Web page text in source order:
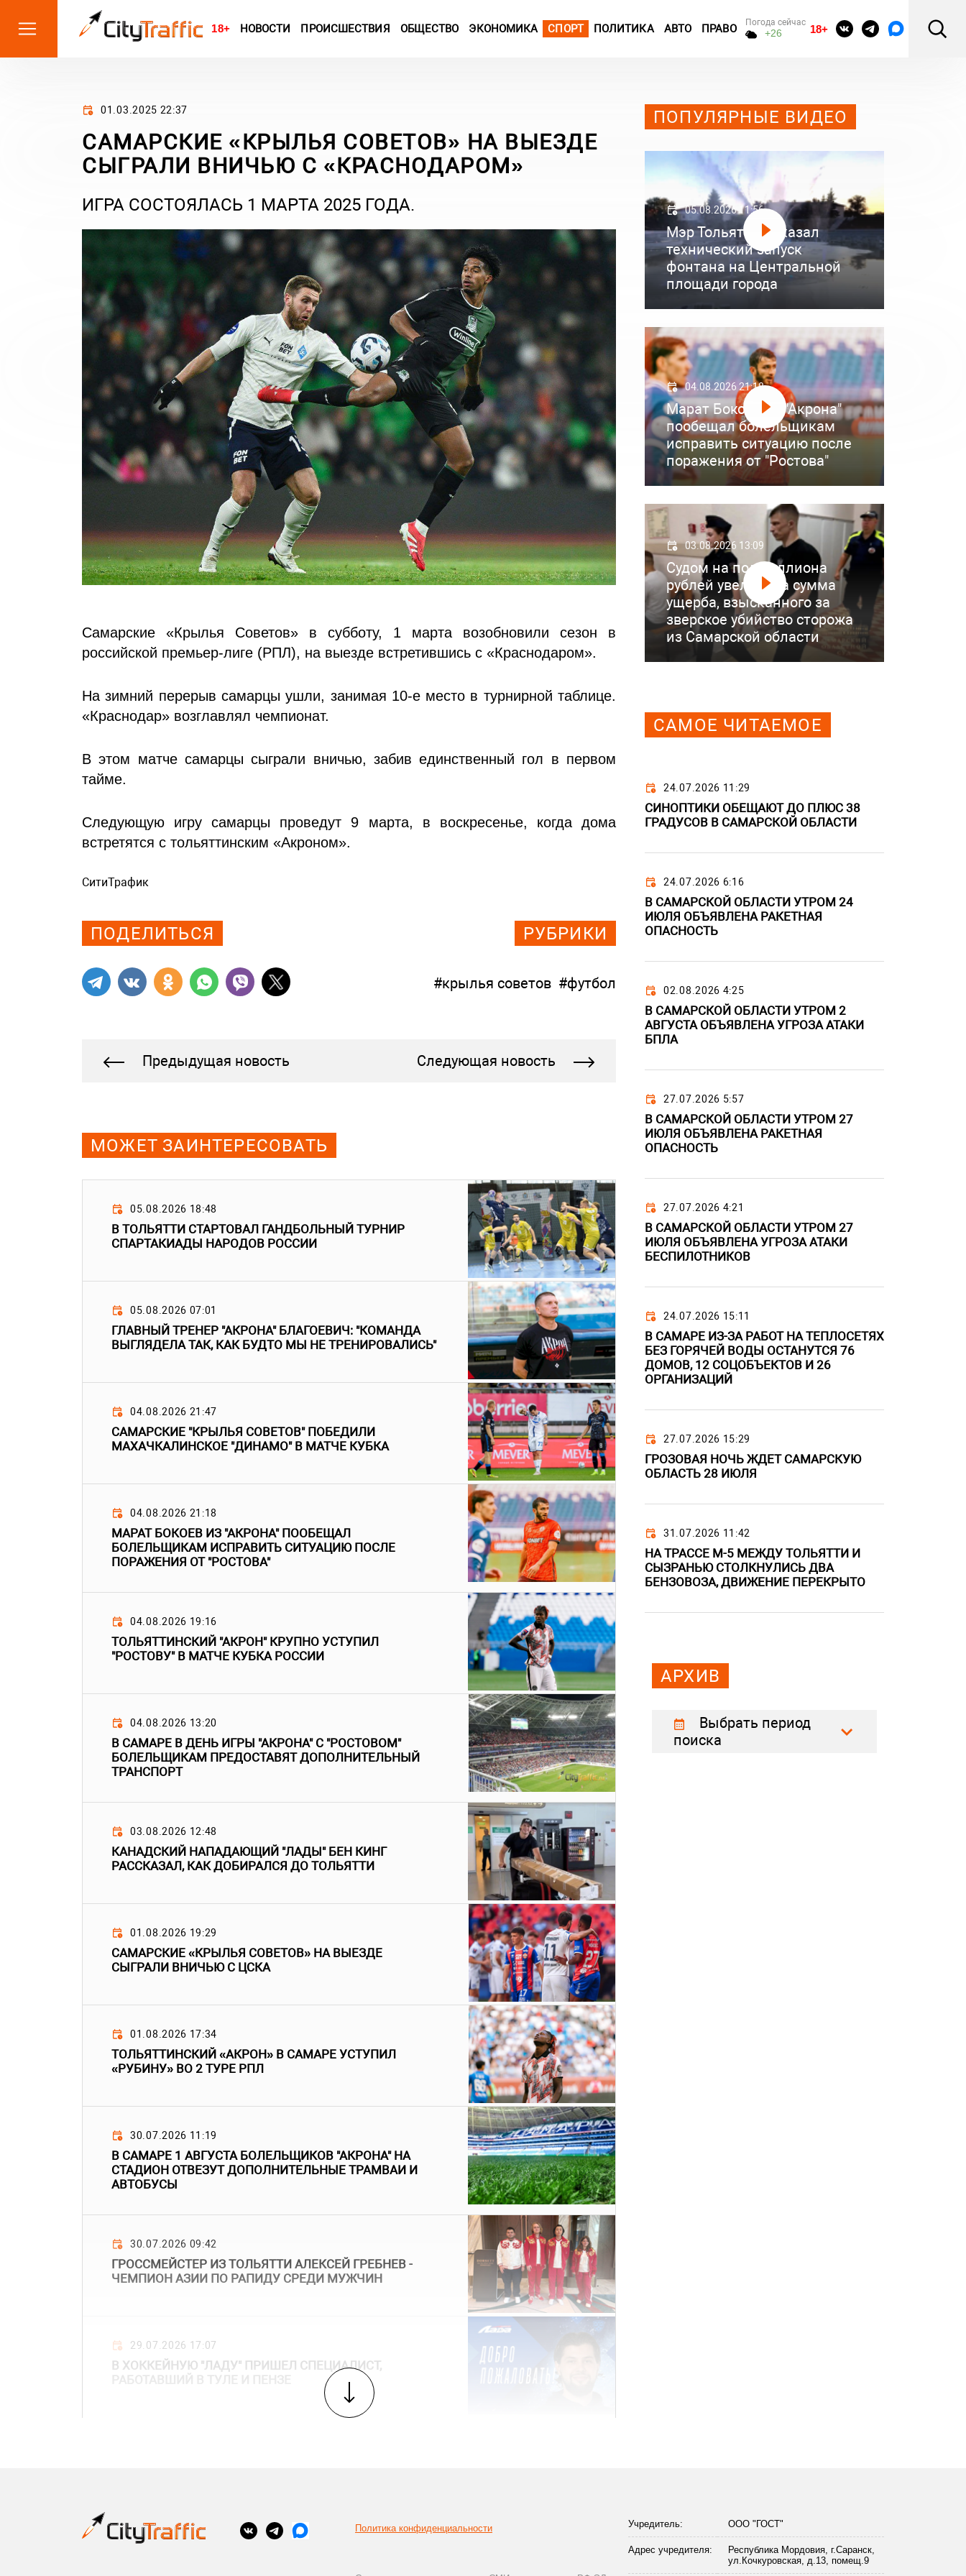
18+ НОВОСТИ ПРОИСШЕСТВИЯ ОБЩЕСТВО ЭКОНОМИКА СПОРТ ПОЛИТИКА АВТО ПРАВО Погода сейчас
+26 18+
01.03.2025 22:37
САМАРСКИЕ «КРЫЛЬЯ СОВЕТОВ» НА ВЫЕЗДЕ
СЫГРАЛИ ВНИЧЬЮ С «КРАСНОДАРОМ»
ИГРА СОСТОЯЛАСЬ 1 МАРТА 2025 ГОДА.
Самарские «Крылья Советов» в субботу, 1 марта возобновили сезон в
российской премьер-лиге (РПЛ), на выезде встретившись с «Краснодаром».
На зимний перерыв самарцы ушли, занимая 10-е место в турнирной таблице.
«Краснодар» возглавлял чемпионат.
В этом матче самарцы сыграли вничью, забив единственный гол в первом
тайме.
Следующую игру самарцы проведут 9 марта, в воскресенье, когда дома
встретятся с тольяттинским «Акроном».
СитиТрафик
ПОДЕЛИТЬСЯ РУБРИКИ
#крылья советов #футбол
Предыдущая новость Следующая новость
МОЖЕТ ЗАИНТЕРЕСОВАТЬ
05.08.2026 18:48
В ТОЛЬЯТТИ СТАРТОВАЛ ГАНДБОЛЬНЫЙ ТУРНИР
СПАРТАКИАДЫ НАРОДОВ РОССИИ
05.08.2026 07:01
ГЛАВНЫЙ ТРЕНЕР "АКРОНА" БЛАГОЕВИЧ: "КОМАНДА
ВЫГЛЯДЕЛА ТАК, КАК БУДТО МЫ НЕ ТРЕНИРОВАЛИСЬ"
04.08.2026 21:47
САМАРСКИЕ "КРЫЛЬЯ СОВЕТОВ" ПОБЕДИЛИ
МАХАЧКАЛИНСКОЕ "ДИНАМО" В МАТЧЕ КУБКА
04.08.2026 21:18
МАРАТ БОКОЕВ ИЗ "АКРОНА" ПООБЕЩАЛ
БОЛЕЛЬЩИКАМ ИСПРАВИТЬ СИТУАЦИЮ ПОСЛЕ
ПОРАЖЕНИЯ ОТ "РОСТОВА"
04.08.2026 19:16
ТОЛЬЯТТИНСКИЙ "АКРОН" КРУПНО УСТУПИЛ
"РОСТОВУ" В МАТЧЕ КУБКА РОССИИ
04.08.2026 13:20
В САМАРЕ В ДЕНЬ ИГРЫ "АКРОНА" С "РОСТОВОМ"
БОЛЕЛЬЩИКАМ ПРЕДОСТАВЯТ ДОПОЛНИТЕЛЬНЫЙ
ТРАНСПОРТ
03.08.2026 12:48
КАНАДСКИЙ НАПАДАЮЩИЙ "ЛАДЫ" БЕН КИНГ
РАССКАЗАЛ, КАК ДОБИРАЛСЯ ДО ТОЛЬЯТТИ
01.08.2026 19:29
САМАРСКИЕ «КРЫЛЬЯ СОВЕТОВ» НА ВЫЕЗДЕ
СЫГРАЛИ ВНИЧЬЮ С ЦСКА
01.08.2026 17:34
ТОЛЬЯТТИНСКИЙ «АКРОН» В САМАРЕ УСТУПИЛ
«РУБИНУ» ВО 2 ТУРЕ РПЛ
30.07.2026 11:19
В САМАРЕ 1 АВГУСТА БОЛЕЛЬЩИКОВ "АКРОНА" НА
СТАДИОН ОТВЕЗУТ ДОПОЛНИТЕЛЬНЫЕ ТРАМВАИ И
АВТОБУСЫ
30.07.2026 09:42
ГРОССМЕЙСТЕР ИЗ ТОЛЬЯТТИ АЛЕКСЕЙ ГРЕБНЕВ -
ЧЕМПИОН АЗИИ ПО РАПИДУ СРЕДИ МУЖЧИН
29.07.2026 17:07
В ХОККЕЙНУЮ "ЛАДУ" ПРИШЕЛ СПЕЦИАЛИСТ,
ПОПУЛЯРНЫЕ ВИДЕО
05.08.2026 11:56
Мэр Тольятти показал
технический запуск
фонтана на Центральной
площади города
04.08.2026 21:18
Марат Бокоев из "Акрона"
пообещал болельщикам
исправить ситуацию после
поражения от "Ростова"
03.08.2026 13:09
Судом на полмиллиона
рублей увеличена сумма
ущерба, взысканного за
зверское убийство сторожа
из Самарской области
САМОЕ ЧИТАЕМОЕ
24.07.2026 11:29
СИНОПТИКИ ОБЕЩАЮТ ДО ПЛЮС 38
ГРАДУСОВ В САМАРСКОЙ ОБЛАСТИ
24.07.2026 6:16
В САМАРСКОЙ ОБЛАСТИ УТРОМ 24
ИЮЛЯ ОБЪЯВЛЕНА РАКЕТНАЯ
ОПАСНОСТЬ
02.08.2026 4:25
В САМАРСКОЙ ОБЛАСТИ УТРОМ 2
АВГУСТА ОБЪЯВЛЕНА УГРОЗА АТАКИ
БПЛА
27.07.2026 5:57
В САМАРСКОЙ ОБЛАСТИ УТРОМ 27
ИЮЛЯ ОБЪЯВЛЕНА РАКЕТНАЯ
ОПАСНОСТЬ
27.07.2026 4:21
В САМАРСКОЙ ОБЛАСТИ УТРОМ 27
ИЮЛЯ ОБЪЯВЛЕНА УГРОЗА АТАКИ
БЕСПИЛОТНИКОВ
24.07.2026 15:11
В САМАРЕ ИЗ-ЗА РАБОТ НА ТЕПЛОСЕТЯХ
БЕЗ ГОРЯЧЕЙ ВОДЫ ОСТАНУТСЯ 76
ДОМОВ, 12 СОЦОБЪЕКТОВ И 26
ОРГАНИЗАЦИЙ
27.07.2026 15:29
ГРОЗОВАЯ НОЧЬ ЖДЕТ САМАРСКУЮ
ОБЛАСТЬ 28 ИЮЛЯ
31.07.2026 11:42
НА ТРАССЕ М-5 МЕЖДУ ТОЛЬЯТТИ И
СЫЗРАНЬЮ СТОЛКНУЛИСЬ ДВА
БЕНЗОВОЗА, ДВИЖЕНИЕ ПЕРЕКРЫТО
АРХИВ
Выбрать период
поиска
Политика конфиденциальности Учредитель: ООО "ГОСТ"
Адрес учредителя:
Республика Мордовия, г.Саранск,
ул.Кочкуровская, д.13, помещ.9